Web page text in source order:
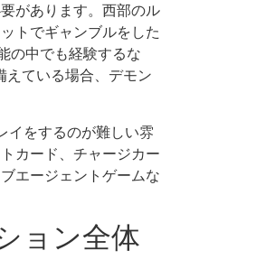
があります。西部のル
トでギャンブルをした
の中でも経験するな
えている場合、デモン
イをするのが難しい雰
カード、チャージカー
エージェントゲームな
ョン全体